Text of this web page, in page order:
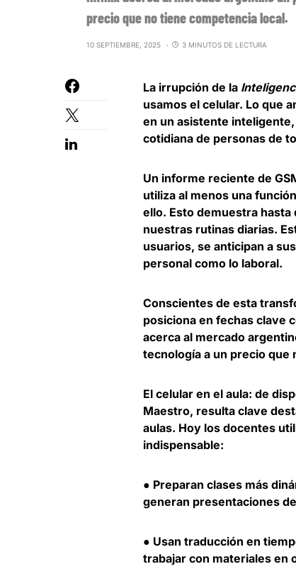
precio que no tiene competencia local.
10 SEPTIEMBRE, 2025 3 MINUTOS DE LECTURA
La irrupción de la
usamos el celular. Lo que
en un asistente
cotidiana de personas de
Un informe reciente de
utiliza al menos una
ello. Esto demuestra hasta
nuestras rutinas diarias.
usuarios, se anticipan a
personal como lo laboral.
Conscientes de esta
posiciona en fechas clave
acerca al mercado
tecnología a un precio que
El celular en el aula: de
Maestro, resulta clave
aulas. Hoy los docentes
indispensable:
● Preparan clases más
generan presentaciones
● Usan traducción en
trabajar con materiales en